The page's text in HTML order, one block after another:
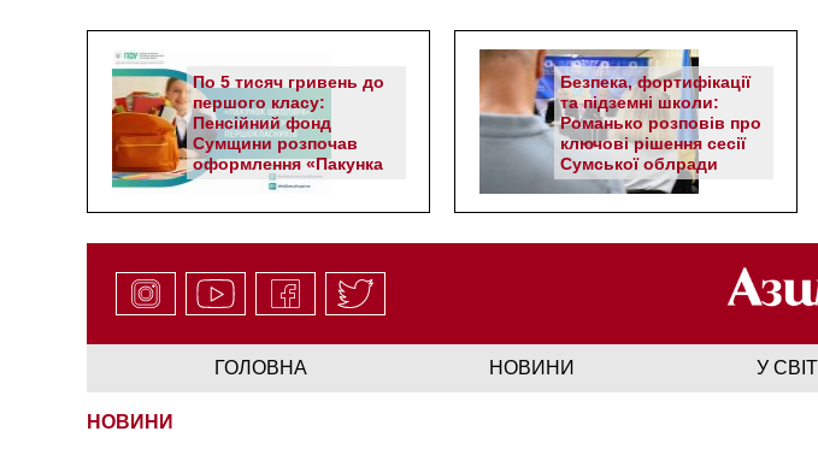
По 5 тисяч гривень до
першого класу:
Пенсійний фонд
Сумщини розпочав
оформлення «Пакунка
школяра»
Безпека, фортифікації
та підземні школи:
Романько розповів про
ключові рішення сесії
Сумської облради
ГОЛОВНА НОВИНИ У СВІТІ
НОВИНИ